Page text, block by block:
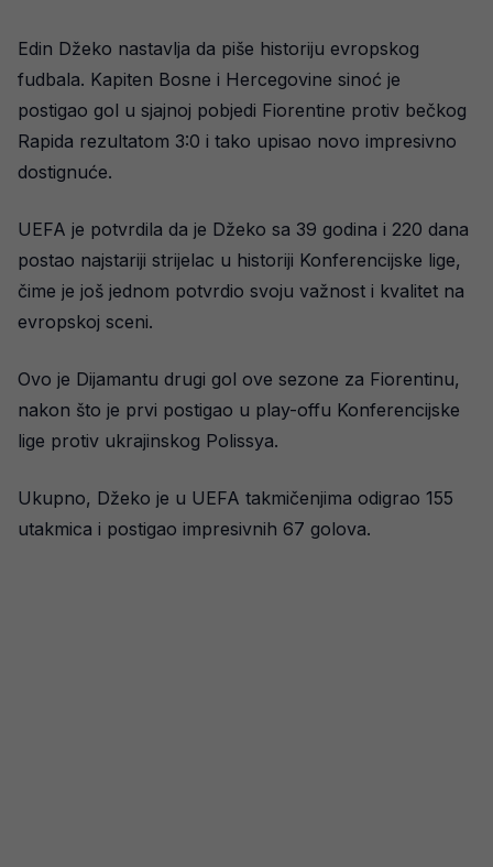
Edin Džeko nastavlja da piše historiju evropskog
fudbala. Kapiten Bosne i Hercegovine sinoć je
postigao gol u sjajnoj pobjedi Fiorentine protiv bečkog
Rapida rezultatom 3:0 i tako upisao novo impresivno
dostignuće.
UEFA je potvrdila da je Džeko sa 39 godina i 220 dana
postao najstariji strijelac u historiji Konferencijske lige,
čime je još jednom potvrdio svoju važnost i kvalitet na
evropskoj sceni.
Ovo je Dijamantu drugi gol ove sezone za Fiorentinu,
nakon što je prvi postigao u play-offu Konferencijske
lige protiv ukrajinskog Polissya.
Ukupno, Džeko je u UEFA takmičenjima odigrao 155
utakmica i postigao impresivnih 67 golova.